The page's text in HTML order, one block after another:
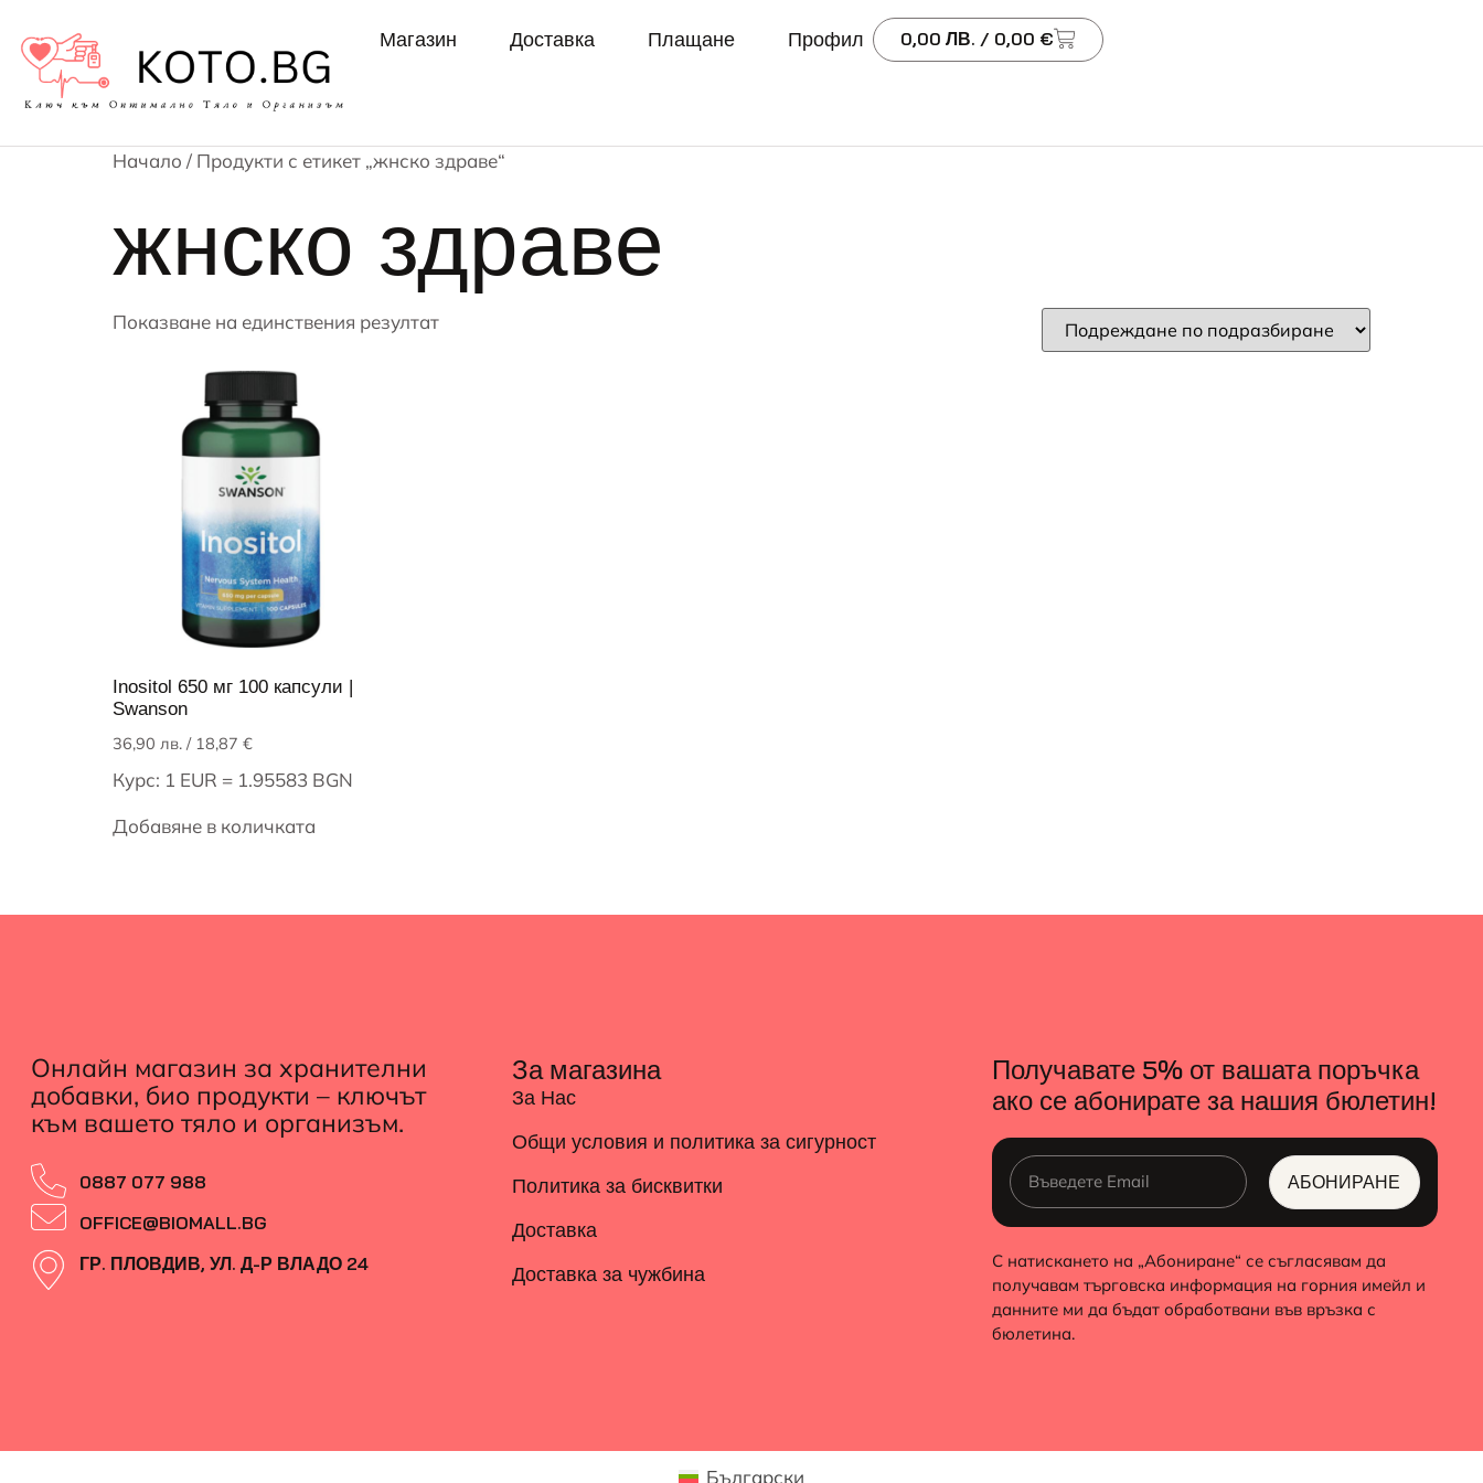
Магазин Доставка Плащане Профил 0,00 ЛВ. / 0,00 €
Начало / Продукти с етикет „жнско здраве“
жнско здраве
Показване на единствения резултат
Inositol 650 мг 100 капсули |
Swanson
36,90 лв. / 18,87 €
Курс: 1 EUR = 1.95583 BGN
Добавяне в количката
Онлайн магазин за хранителни
добавки, био продукти – ключът
към вашето тяло и организъм.
0887 077 988
OFFICE@BIOMALL.BG
ГР. ПЛОВДИВ, УЛ. Д-Р ВЛАДО 24
За магазина
За Нас
Общи условия и политика за сигурност
Политика за бисквитки
Доставка
Доставка за чужбина
Получавате 5% от вашата поръчка
ако се абонирате за нашия бюлетин!
АБОНИРАНЕ
ALTERNATIVE:
С натискането на „Абониране“ се съгласявам да
получавам търговска информация на горния имейл и
данните ми да бъдат обработвани във връзка с
бюлетина.
Български